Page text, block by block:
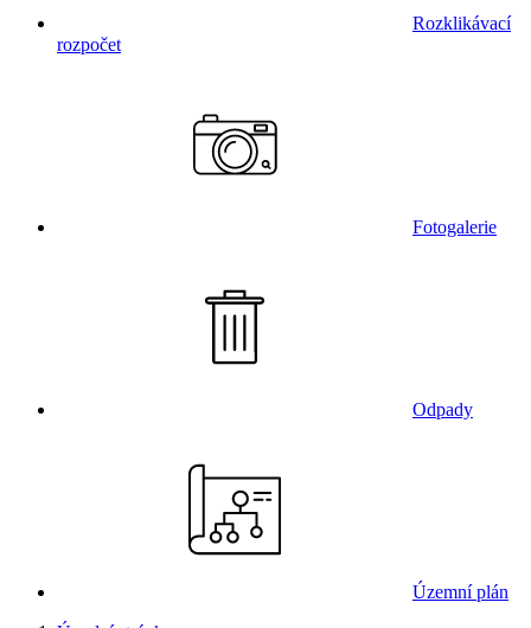
Rozklikávací
rozpočet
Fotogalerie
Odpady
Územní plán